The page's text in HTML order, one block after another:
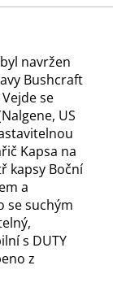
navržen
Bushcraft
se
US
Kapsa na
kapsy Boční
a
se suchým
s DUTY
z